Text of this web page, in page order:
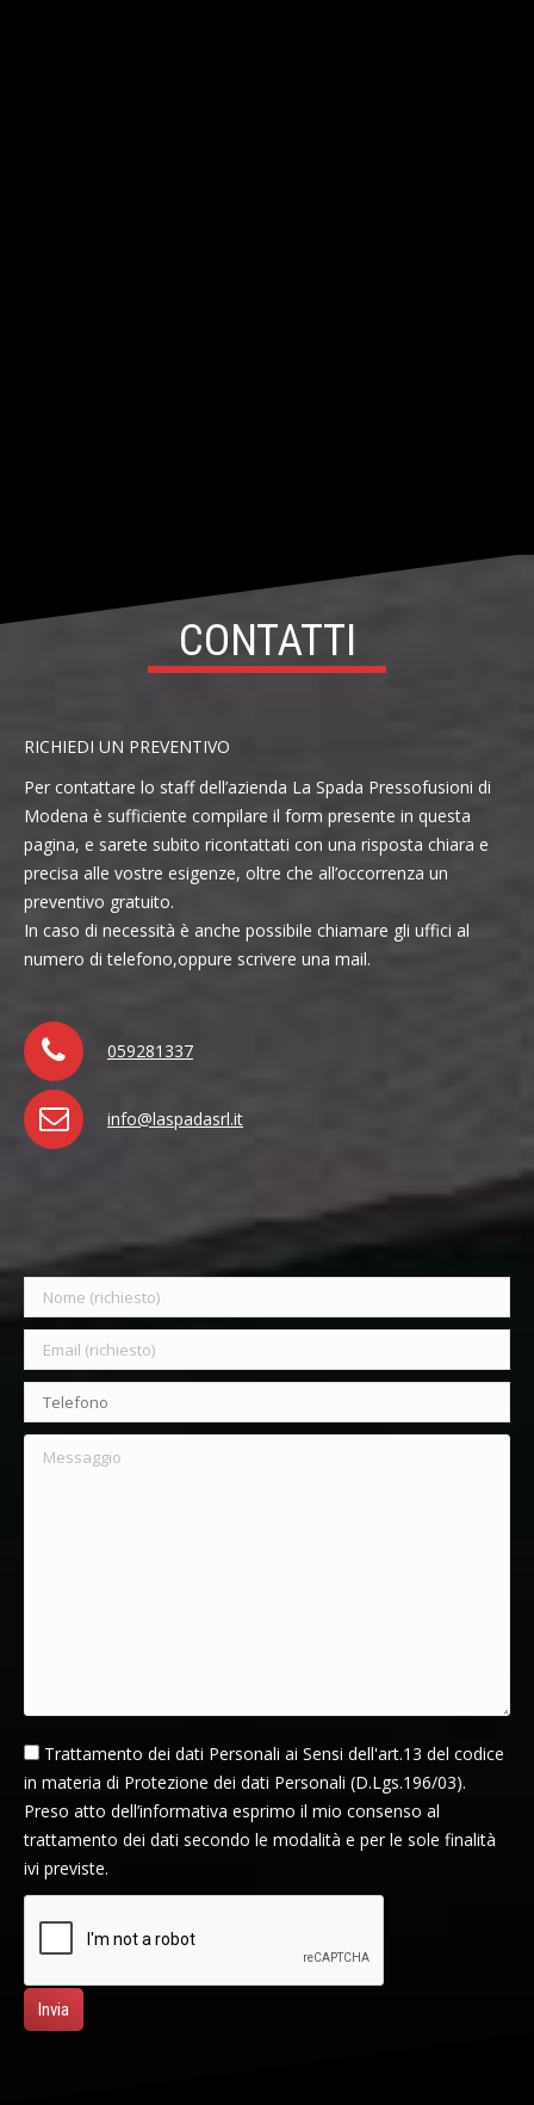
CONTATTI
RICHIEDI UN PREVENTIVO
Per contattare lo staff dell’azienda La Spada Pressofusioni di
Modena è sufficiente compilare il form presente in questa
pagina, e sarete subito ricontattati con una risposta chiara e
precisa alle vostre esigenze, oltre che all’occorrenza un
preventivo gratuito.
In caso di necessità è anche possibile chiamare gli uffici al
numero di telefono,oppure scrivere una mail.
059281337
info@laspadasrl.it
Trattamento dei dati Personali ai Sensi dell'art.13 del codice
in materia di Protezione dei dati Personali (D.Lgs.196/03).
Preso atto dell’informativa esprimo il mio consenso al
trattamento dei dati secondo le modalità e per le sole finalità
ivi previste.